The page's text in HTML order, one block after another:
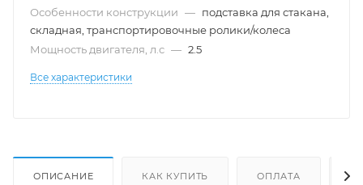
Особенности конструкции — подставка для стакана,
складная, транспортировочные ролики/колеса
Мощность двигателя, л.с — 2.5
Все характеристики
ОПИСАНИЕ КАК КУПИТЬ ОПЛАТА